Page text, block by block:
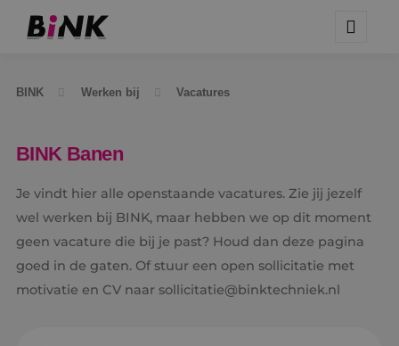
BINK Werken bij Vacatures
BINK Banen
Je vindt hier alle openstaande vacatures. Zie jij jezelf
wel werken bij BINK, maar hebben we op dit moment
geen vacature die bij je past? Houd dan deze pagina
goed in de gaten. Of stuur een open sollicitatie met
motivatie en CV naar sollicitatie@binktechniek.nl